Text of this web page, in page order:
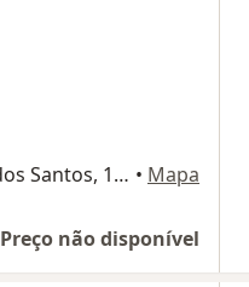
Rua Dr Luiz Alberto Vieira dos Santos, 18, sala 819, Atibaia • Mapa
Preço não disponível